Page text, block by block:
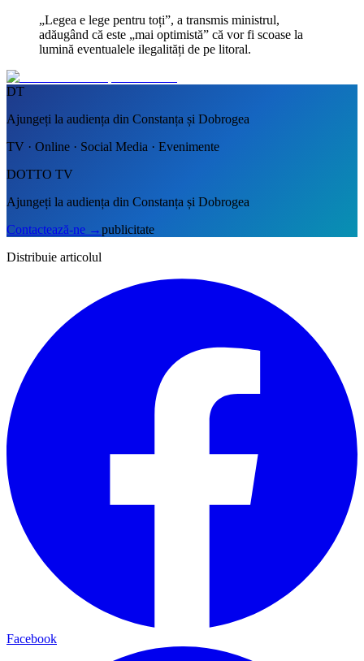
„Legea e lege pentru toți”, a transmis ministrul,
adăugând că este „mai optimistă” că vor fi scoase la
lumină eventualele ilegalități de pe litoral.
DT
Ajungeți la audiența din Constanța și Dobrogea
TV · Online · Social Media · Evenimente
DOTTO TV
Ajungeți la audiența din Constanța și Dobrogea
Contactează-ne →publicitate
Distribuie articolul
Facebook